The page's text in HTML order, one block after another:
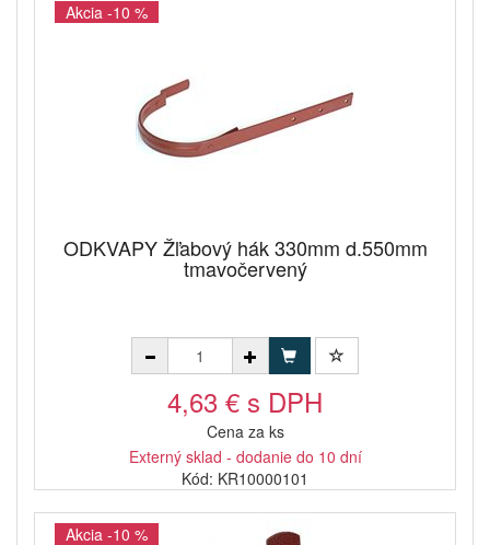
Akcia -10 %
ODKVAPY Žľabový hák 330mm d.550mm
tmavočervený
4,63 € s DPH
Cena za ks
Externý sklad - dodanie do 10 dní
Kód: KR10000101
Akcia -10 %